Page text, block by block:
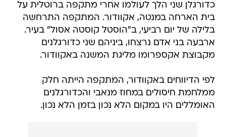
כדורגלן שני הלך לעולמו אחרי מתקפה ברוטלית על
בית הארחה במנטה, אקוודור. המתקפה התרחשה
בלילה של יום רביעי, ב"הוסטל קוסטה אסול" בעיר.
ארבעה בני אדם נרצחו, ביניהם שני כדורגלנים
מקבוצת אקספרומו מליגת המשנה באקוודור.
לפי הדיווחים באקוודור, המתקפה הייתה חלק
ממלחמת חיסולים במחוז מנאבי והכדורגלנים
האומללים היו במקום הלא נכון בזמן הלא נכון.